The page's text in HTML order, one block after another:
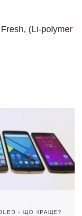
(Li-polymer
- ЩО КРАЩЕ?